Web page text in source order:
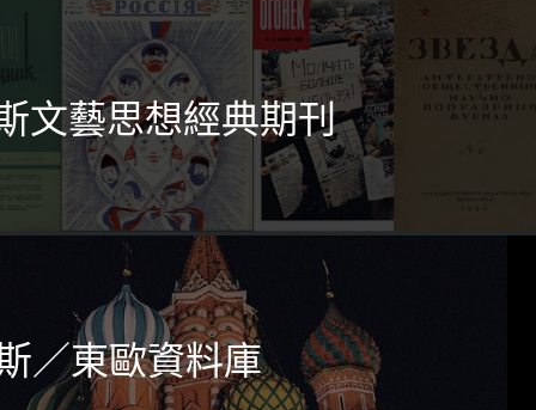
文藝思想經典期刊
／東歐資料庫